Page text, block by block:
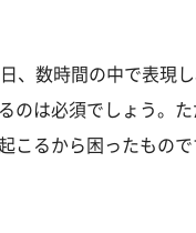
、数時間の中で表現
のは必須でしょう。
こるから困ったもので